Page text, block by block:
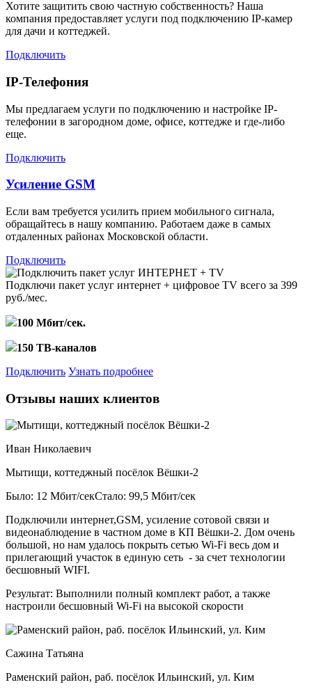
Хотите защитить свою частную собственность? Наша
компания предоставляет услуги под подключению IP-камер
для дачи и коттеджей.
Подключить
IP-Телефония
Мы предлагаем услуги по подключению и настройке IP-
телефонии в загородном доме, офисе, коттедже и где-либо
еще.
Подключить
Усиление GSM
Если вам требуется усилить прием мобильного сигнала,
обращайтесь в нашу компанию. Работаем даже в самых
отдаленных районах Московской области.
Подключить
Подключи пакет услуг интернет + цифровое TV всего за 399
руб./мес.
100 Мбит/сек.
150 ТВ-каналов
Подключить Узнать подробнее
Отзывы наших клиентов
Иван Николаевич
Мытищи, коттеджный посёлок Вёшки-2
Было: 12 Мбит/секСтало: 99,5 Мбит/сек
Подключили интернет,GSM, усиление сотовой связи и
видеонаблюдение в частном доме в КП Вёшки-2. Дом очень
большой, но нам удалось покрыть сетью Wi-Fi весь дом и
прилегающий участок в единую сеть - за счет технологии
бесшовный WIFI.
Результат: Выполнили полный комплект работ, а также
настроили бесшовный Wi-Fi на высокой скорости
Сажина Татьяна
Раменский район, раб. посёлок Ильинский, ул. Ким